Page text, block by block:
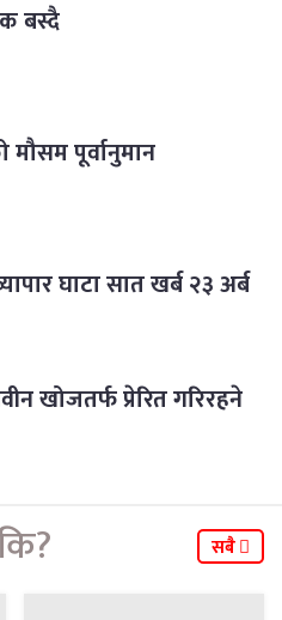
बस्दै
पूर्वानुमान
घाटा सात खर्ब २३ अर्ब
खोजतर्फ प्रेरित गरिरहने
सबै